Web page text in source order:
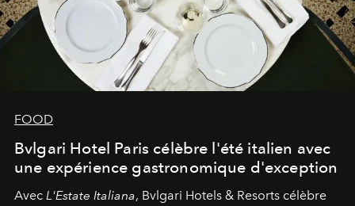
FOOD
Bvlgari Hotel Paris célèbre l'été italien avec
une expérience gastronomique d'exception
Avec L'Estate Italiana, Bvlgari Hotels & Resorts célèbre